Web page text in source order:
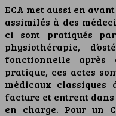
ECA met aussi en
assimilés à des
ci sont pratiqués
physiothérapie,
fonctionnelle après
pratique, ces actes
médicaux
facture et entrent
en charge. Pour un